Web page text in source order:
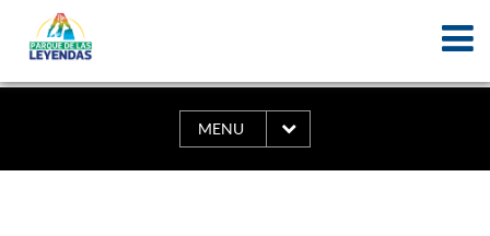
MENU